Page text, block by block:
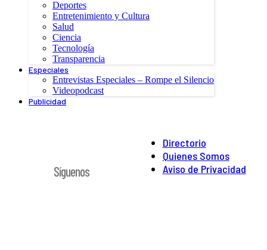
Deportes
Entretenimiento y Cultura
Salud
Ciencia
Tecnología
Transparencia
Especiales
Entrevistas Especiales – Rompe el Silencio
Videopodcast
Publicidad
Directorio
Quienes Somos
Aviso de Privacidad
Síguenos